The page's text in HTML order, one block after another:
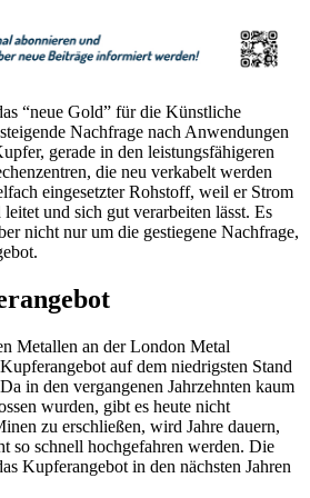
“neue Gold” für die Künstliche
Nachfrage nach Anwendungen
gerade in den leistungsfähigeren
die neu verkabelt werden
eingesetzter Rohstoff, weil er Strom
und sich gut verarbeiten lässt. Es
nicht nur um die gestiegene Nachfrage,
Metallen an der London Metal
auf dem niedrigsten Stand
in den vergangenen Jahrzehnten kaum
wurden, gibt es heute nicht
zu erschließen, wird Jahre dauern,
so schnell hochgefahren werden. Die
Kupferangebot in den nächsten Jahren